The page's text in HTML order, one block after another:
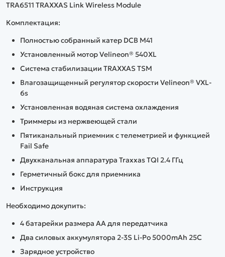
TRA6511 TRAXXAS Link Wireless Module
Комплектация:
Полностью собранный катер DCB M41
Установленный мотор Velineon® 540XL
Система стабилизации TRAXXAS TSM
Влагозащищенный регулятор скорости Velineon® VXL-
6s
Установленная водяная система охлаждения
Триммеры из нержвеющей стали
Пятиканальный приемник с телеметрией и функцией
Fail Safe
Двухканальная аппаратура Traxxas TQI 2.4 ГГц
Герметичный бокс для приемника
Инструкция
Необходимо докупить:
4 батарейки размера AA для передатчика
Два силовых аккумулятора 2-3S Li-Po 5000mAh 25C
Зарядное устройство